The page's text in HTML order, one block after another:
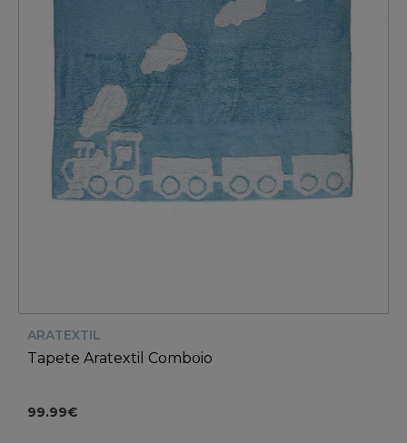
ARATEXTIL
Tapete Aratextil Comboio
99.99€